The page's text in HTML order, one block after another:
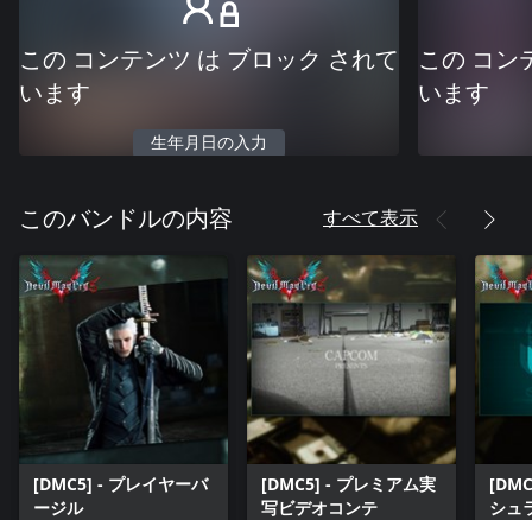
この コンテンツ は ブロック されて
います
生年月日の入力
この コン
います
このバンドルの内容 すべて表示
[DMC5] - プレイヤーバ
ージル
[DMC5] - プレミアム実
写ビデオコンテ
シュ